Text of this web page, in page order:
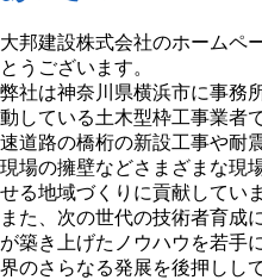
大邦建設株式会社のホームペ
とうございます。
弊社は神奈川県横浜市に事務
動している土木型枠工事業者
速道路の橋桁の新設工事や耐
現場の擁壁などさまざまな現
せる地域づくりに貢献していま
また、次の世代の技術者育成
が築き上げたノウハウを若手
界のさらなる発展を後押しし